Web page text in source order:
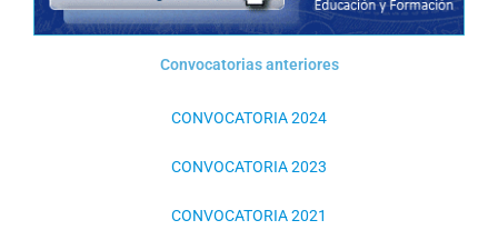
Convocatorias anteriores
CONVOCATORIA 2024
CONVOCATORIA 2023
CONVOCATORIA 2021